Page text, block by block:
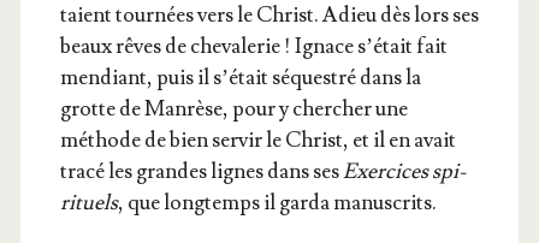
taient tour­nées vers le Christ. Adieu dès lors ses
beaux rêves de che­va­le­rie ! Ignace s’é­tait fait
men­diant, puis il s’é­tait séques­tré dans la
grotte de Man­rèse, pour y cher­cher une
méthode de bien ser­vir le Christ, et il en avait
tra­cé les grandes lignes dans sesExer­cices spi­
ri­tuels, que long­temps il gar­da manuscrits.